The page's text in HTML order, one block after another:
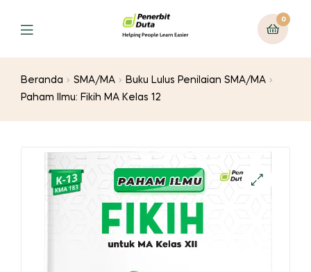
Menu
0
Beranda SMA/MA
Buku Lulus Penilaian SMA/MA
Paham Ilmu: Fikih MA Kelas 12